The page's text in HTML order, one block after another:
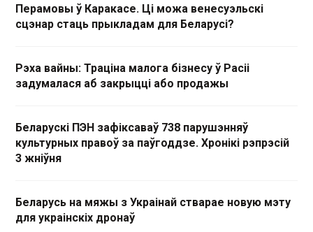
Перамовы ў Каракасе. Ці можа венесуэльскі
сцэнар стаць прыкладам для Беларусі?
Рэха вайны: Траціна малога бізнесу ў Расіі
задумалася аб закрыцці або продажы
Беларускі ПЭН зафіксаваў 738 парушэнняў
культурных правоў за паўгоддзе. Хронікі рэпрэсій
3 жніўня
Беларусь на мяжы з Украінай стварае новую мэту
для украінскіх дронаў